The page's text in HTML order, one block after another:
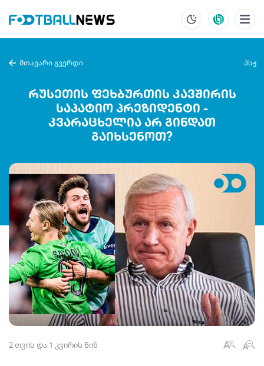
მთავარი გვერდი პსჟ
რუსეთის ფეხბურთის კავშირის
საპატიო პრეზიდენტი -
კვარაცხელია არ გინდათ
გაიხსენოთ?
2 თვის და 1 კვირის წინ